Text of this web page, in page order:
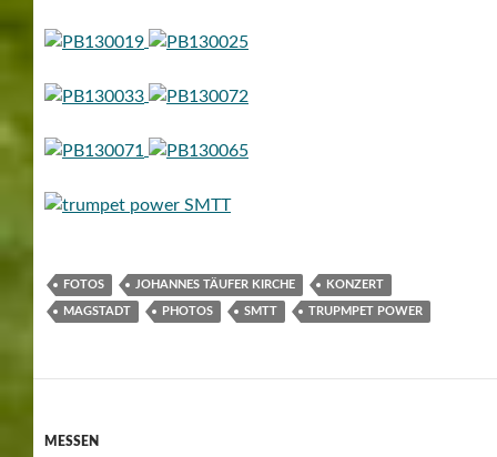
FOTOS JOHANNES TÄUFER KIRCHE KONZERT
MAGSTADT PHOTOS SMTT TRUPMPET POWER
MESSEN